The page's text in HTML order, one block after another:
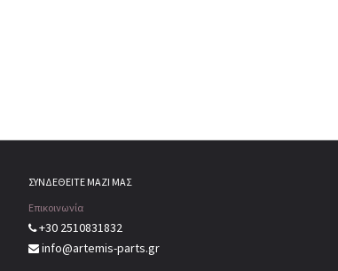
ΣΥΝΔΕΘΕΙΤΕ ΜΑΖΙ ΜΑΣ
Επικοινωνία
+30 2510831832
info@artemis-parts.gr